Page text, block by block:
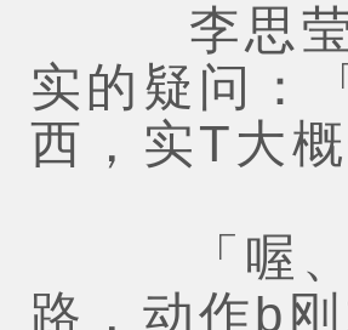
李思莹快
实的疑问：
西，实T大
「喔、可
路，动作b